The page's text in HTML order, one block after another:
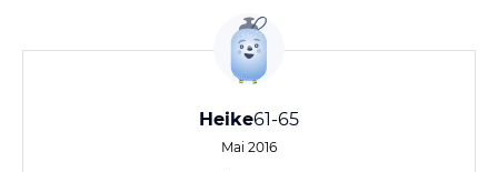
Heike61-65
Mai 2016